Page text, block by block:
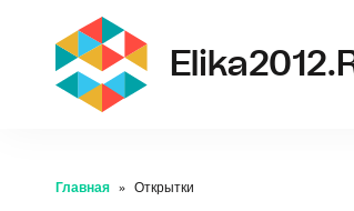
Главная Открытки